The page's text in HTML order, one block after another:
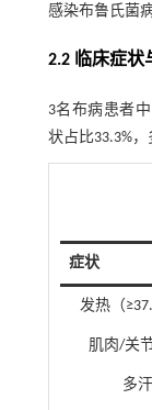
感染布鲁氏菌病
2.2 临床症状
3名布病患者
状占比33.3%
症状
发热（
肌肉/关
多汗